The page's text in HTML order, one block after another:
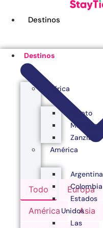
Destinos
Todo Europa
América Asia
Destinos
África
Egipto
Marruecos
Zanzibar
América
Argentina
Colombia
Estados
Unidos
Las